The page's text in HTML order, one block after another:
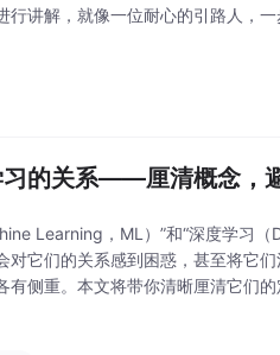
讲解，就像一位耐心的引路人，
习的关系——厘清概念，
Learning，ML）”和“深度学习
它们的关系感到困惑，甚至将它
侧重。本文将带你清晰厘清它们